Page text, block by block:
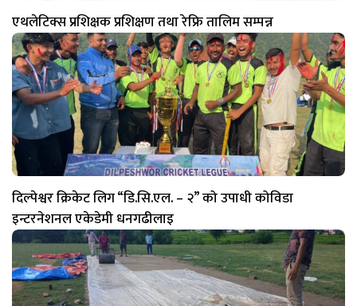
एथलेटिक्स प्रशिक्षक प्रशिक्षण तथा रेफ्रि तालिम सम्पन्न
दिल्पेश्वर क्रिकेट लिग “डि.सि.एल. – २” को उपाधी कोविडा
इन्टरनेशनल एकेडेमी धनगढीलाइ